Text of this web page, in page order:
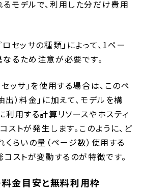
モデルで、利用した分だけ費用
セッサの種類」によって、1ペー
るため注意が必要です。
セッサ」を使用する場合は、このペ
出）料金」に加えて、モデルを構
利用する計算リソースやホスティ
ストが発生します。このように、ど
くらいの量（ページ数）使用する
コストが変動するのが特徴です。
金目安と無料利用枠